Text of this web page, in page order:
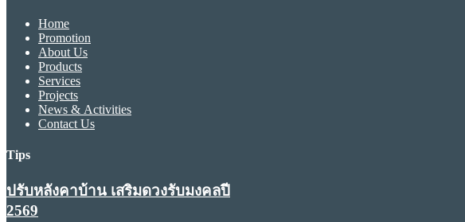
Home
Promotion
About Us
Products
Services
Projects
News & Activities
Contact Us
Tips
ปรับหลังคาบ้าน เสริมดวงรับมงคลปี
2569